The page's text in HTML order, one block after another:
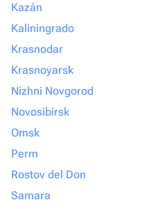
Kazán
Kaliningrado
Krasnodar
Krasnoyarsk
Nizhni Novgorod
Novosibirsk
Omsk
Perm
Rostov del Don
Samara